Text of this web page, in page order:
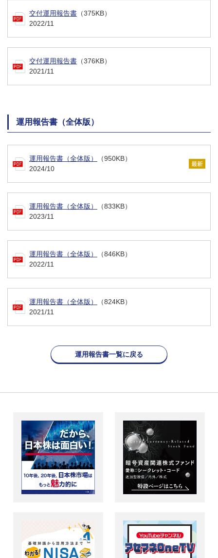
交付運用報告書 （375KB）
2022/11
交付運用報告書 （376KB）
2021/11
運用報告書（全体版）
運用報告書（全体版）
（950KB）
2024/10
運用報告書（全体版）
（833KB）
2023/11
運用報告書（全体版）
（846KB）
2022/11
運用報告書（全体版）
（824KB）
2021/11
運用報告書一覧に戻る